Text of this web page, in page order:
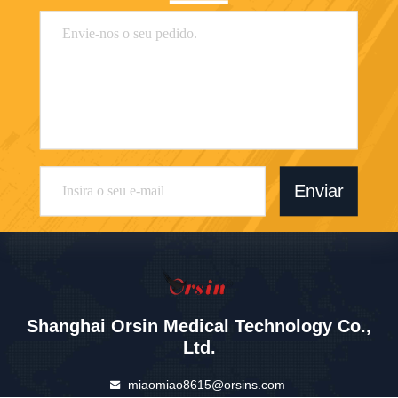
Enviar
Shanghai Orsin Medical Technology Co.,
Ltd.
miaomiao8615@orsins.com